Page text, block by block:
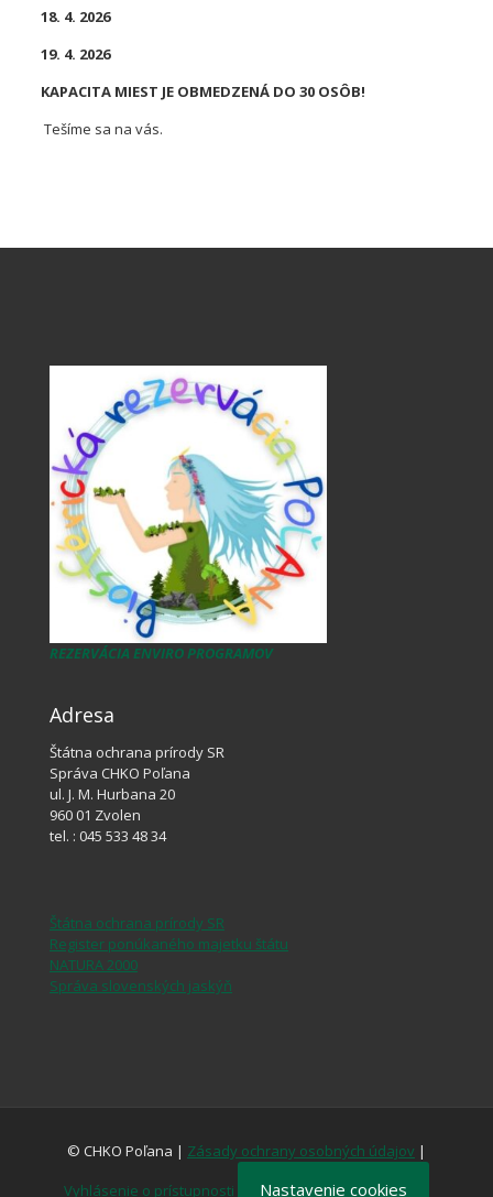
18. 4. 2026
19. 4. 2026
KAPACITA MIEST JE OBMEDZENÁ DO 30 OSÔB!
Tešíme sa na vás.
REZERVÁCIA ENVIRO PROGRAMOV
Adresa
Štátna ochrana prírody SR
Správa CHKO Poľana
ul. J. M. Hurbana 20
960 01 Zvolen
tel. : 045 533 48 34
Štátna ochrana prírody SR
Register ponúkaného majetku štátu
NATURA 2000
Správa slovenských jaskýň
© CHKO Poľana | Zásady ochrany osobných údajov |
Vyhlásenie o prístupnosti
Nastavenie cookies